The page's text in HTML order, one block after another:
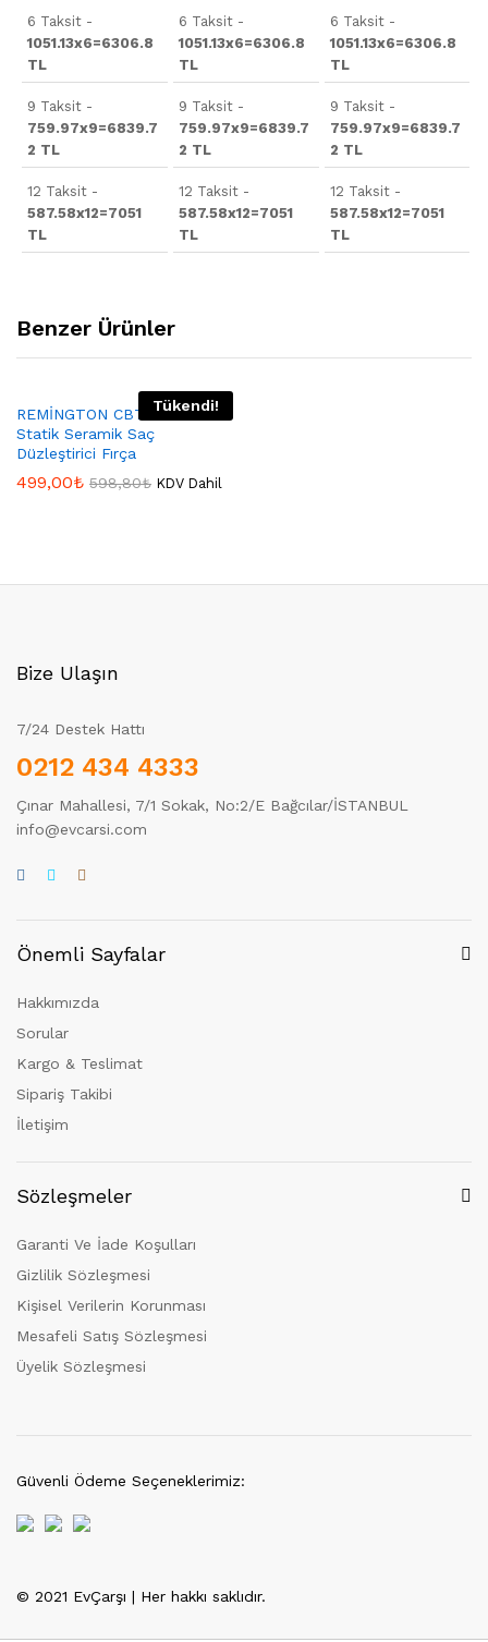
6 Taksit -
1051.13x6=6306.8
TL
9 Taksit -
759.97x9=6839.7
2 TL
12 Taksit -
587.58x12=7051
TL
6 Taksit -
1051.13x6=6306.8
TL
9 Taksit -
759.97x9=6839.7
2 TL
12 Taksit -
587.58x12=7051
TL
6 Taksit -
1051.13x6=6306.8
TL
9 Taksit -
759.97x9=6839.7
2 TL
12 Taksit -
587.58x12=7051
TL
Benzer Ürünler
Tükendi!
REMİNGTON CB7400 Anti-
Statik Seramik Saç
Düzleştirici Fırça
499,00₺ 598,80₺ KDV Dahil
Bize Ulaşın
7/24 Destek Hattı
0212 434 4333
Çınar Mahallesi, 7/1 Sokak, No:2/E Bağcılar/İSTANBUL
info@evcarsi.com
Önemli Sayfalar
Hakkımızda
Sorular
Kargo & Teslimat
Sipariş Takibi
İletişim
Sözleşmeler
Garanti Ve İade Koşulları
Gizlilik Sözleşmesi
Kişisel Verilerin Korunması
Mesafeli Satış Sözleşmesi
Üyelik Sözleşmesi
© 2021 EvÇarşı | Her hakkı saklıdır.
Güvenli Ödeme Seçeneklerimiz: